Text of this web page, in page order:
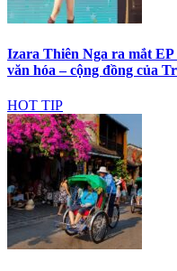
Izara Thiên Nga ra mắt
văn hóa – cộng đồng của
HOT TIP